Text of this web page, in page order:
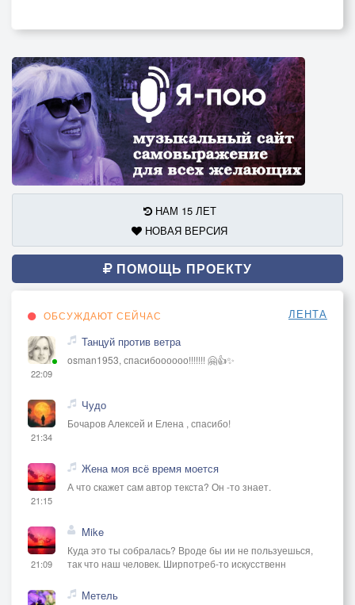
НАМ 15 ЛЕТ
НОВАЯ ВЕРСИЯ
ПОМОЩЬ ПРОЕКТУ
ОБСУЖДАЮТ СЕЙЧАС ЛЕНТА
22:09
Танцуй против ветра
osman1953, спасибоооооо!!!!!!! 🤗👍✨
21:34
Чудо
Бочаров Алексей и Елена , спасибо!
21:15
Жена моя всё время моется
А что скажет сам автор текста? Он -то знает.
21:09
Mike
Куда это ты собралась? Вроде бы ии не пользуешься,
так что наш человек. Ширпотреб-то искусственн
Метель